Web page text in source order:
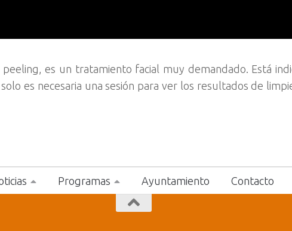
es un tratamiento facial muy demandado. Está
es necesaria una sesión para ver los resultados de
Programas Ayuntamiento Contacto